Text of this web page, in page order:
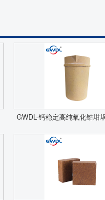
GWDL-钙稳定高纯氧化锆坩